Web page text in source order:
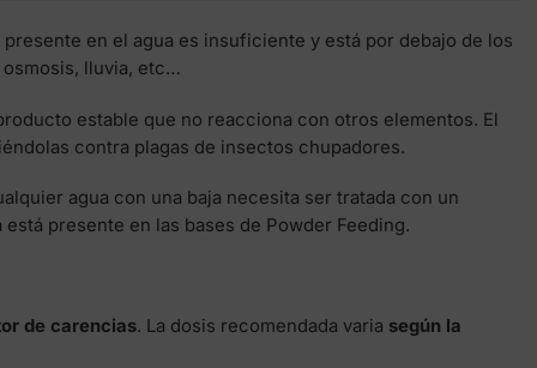
presente en el agua es insuficiente y está por debajo de los
osmosis, lluvia, etc…
estable que no reacciona con otros elementos. El
contra plagas de insectos chupadores.
agua con una baja necesita ser tratada con un
está presente en las bases de Powder Feeding.
de carencias. La dosis recomendada varia según la